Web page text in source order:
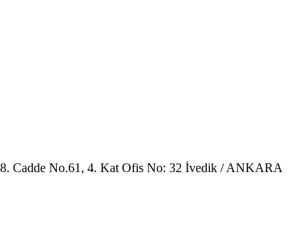
Cadde No.61, 4. Kat Ofis No: 32 İvedik / ANKARA